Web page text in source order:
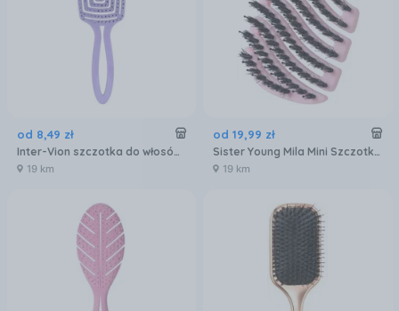
od 8,49 zł
Inter-Vion szczotka do włosów przelotowa Pastel Spring fioletowa
19 km
od 19,99 zł
Sister Young Mila Mini Szczotka Do Włosów Do Torebki Lub Plecaka Różowa 1szt.
19 km